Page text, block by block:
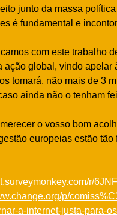
junto da massa
é fundamental e
com este trabalho
ação global, vindo
tomará, não mais de 3
ainda não o tenham
o vosso bom
europeias estão
r/
p/
a-internet-justa-para-